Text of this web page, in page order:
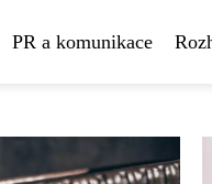
PR a komunikace